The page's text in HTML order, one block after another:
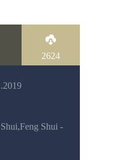
2624
,Feng Shui -